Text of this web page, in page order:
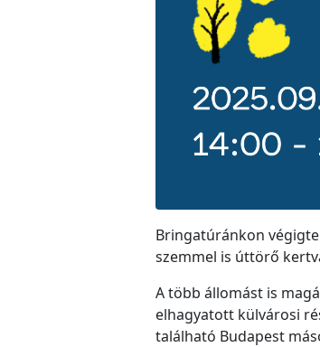
Bringatúránkon
szemmel is úttörő
A több állomást is
elhagyatott külvárosi
található Budapest